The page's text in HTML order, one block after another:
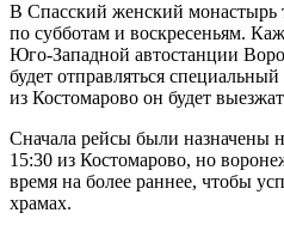
В Спасский женский монастырь
по субботам и воскресеньям.
Юго-Западной автостанции
будет отправляться
из Костомарово он будет
Сначала рейсы были назначены
15:30 из Костомарово, но
время на более раннее, чтобы
храмах.